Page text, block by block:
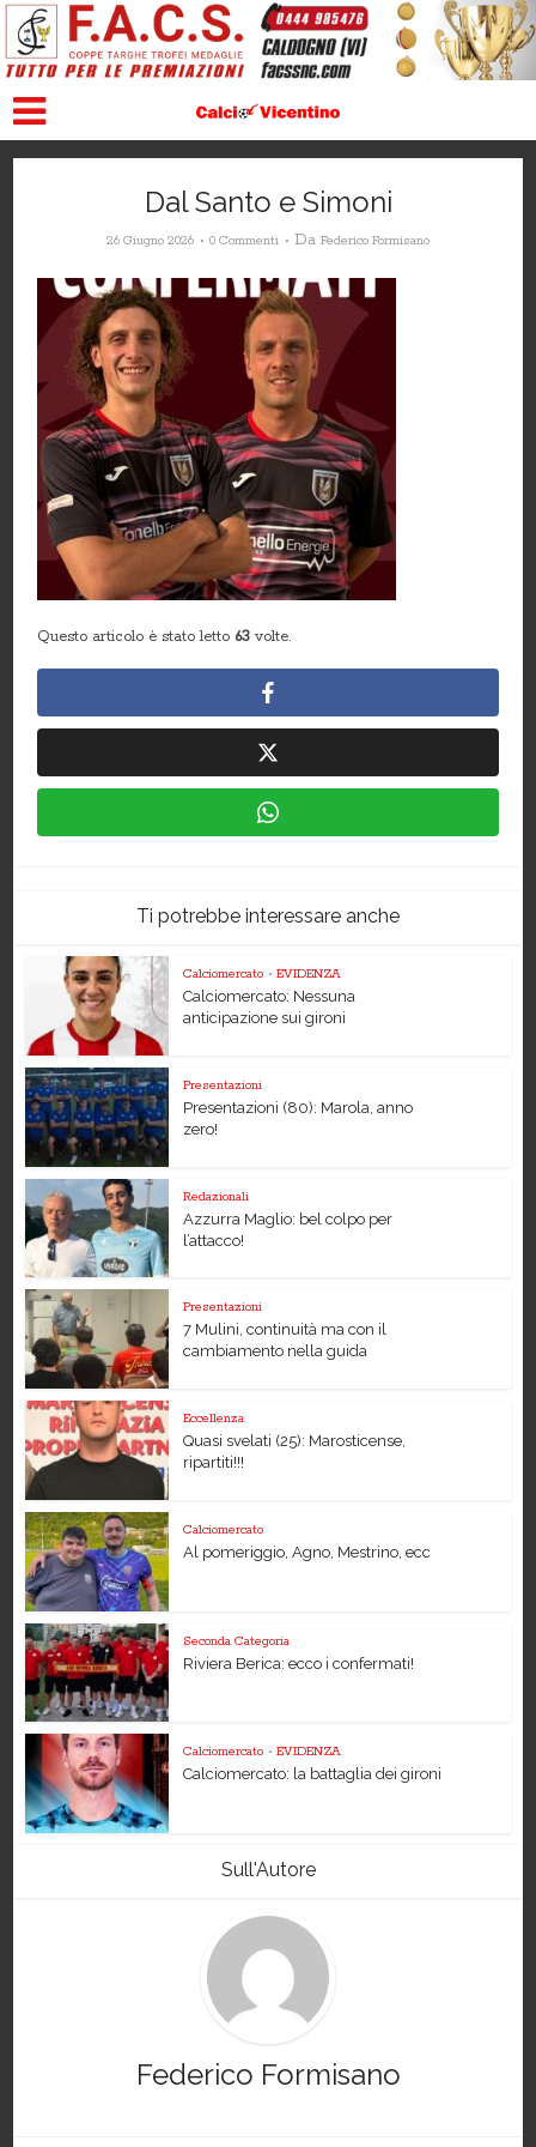
Dal Santo e Simoni
26 Giugno 2026 0 Commenti Da Federico Formisano
Questo articolo è stato letto 63 volte.
Ti potrebbe interessare anche
Calciomercato • EVIDENZA
Calciomercato: Nessuna
anticipazione sui gironi
Presentazioni
Presentazioni (80): Marola, anno
zero!
Redazionali
Azzurra Maglio: bel colpo per
l’attacco!
Presentazioni
7 Mulini, continuità ma con il
cambiamento nella guida
Eccellenza
Quasi svelati (25): Marosticense,
ripartiti!!!
Calciomercato
Al pomeriggio, Agno, Mestrino, ecc
Seconda Categoria
Riviera Berica: ecco i confermati!
Calciomercato • EVIDENZA
Calciomercato: la battaglia dei gironi
Sull'Autore
Federico Formisano